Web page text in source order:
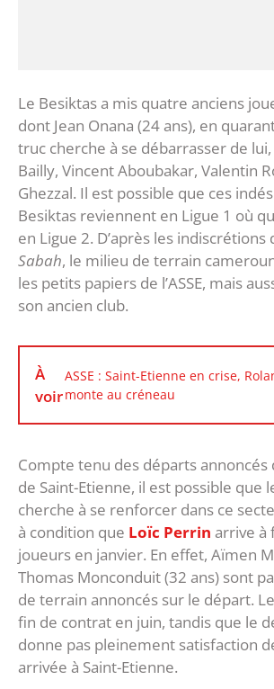
Le Besiktas a mis quatre anciens
dont Jean Onana (24 ans), en
truc cherche à se débarrasser de lui,
Bailly, Vincent Aboubakar, Valentin
Ghezzal. Il est possible que ces
Besiktas reviennent en Ligue 1 où
en Ligue 2. D’après les
Sabah, le milieu de terrain
les petits papiers de l’ASSE, mais
son ancien club.
À
voir
ASSE : Saint-Etienne en crise,
monte au créneau
Compte tenu des départs annoncés
de Saint-Etienne, il est possible que
cherche à se renforcer dans ce
à condition que Loïc Perrin arrive à
joueurs en janvier. En effet, Aïmen
Thomas Monconduit (32 ans) sont
de terrain annoncés sur le départ.
fin de contrat en juin, tandis que le
donne pas pleinement satisfaction
arrivée à Saint-Etienne.